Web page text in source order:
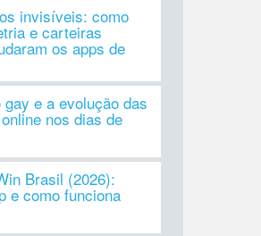
invisíveis: como
e carteiras
os apps de
gay e a evolução das
nos dias de
Brasil (2026):
e como funciona